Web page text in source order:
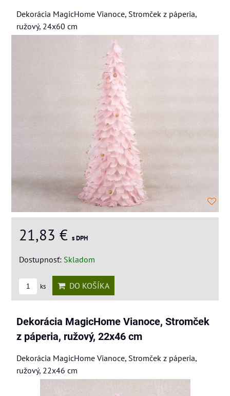
Dekorácia MagicHome Vianoce, Stromček z páperia,
ružový, 24x60 cm
21,83 € s DPH
Dostupnosť: Skladom
ks DO KOŠÍKA
Dekorácia MagicHome Vianoce, Stromček
z páperia, ružový, 22x46 cm
Dekorácia MagicHome Vianoce, Stromček z páperia,
ružový, 22x46 cm